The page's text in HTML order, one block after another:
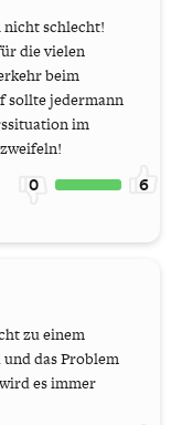
schlecht!
die vielen
beim
sollte jedermann
im
0 6
zu einem
das Problem
es immer